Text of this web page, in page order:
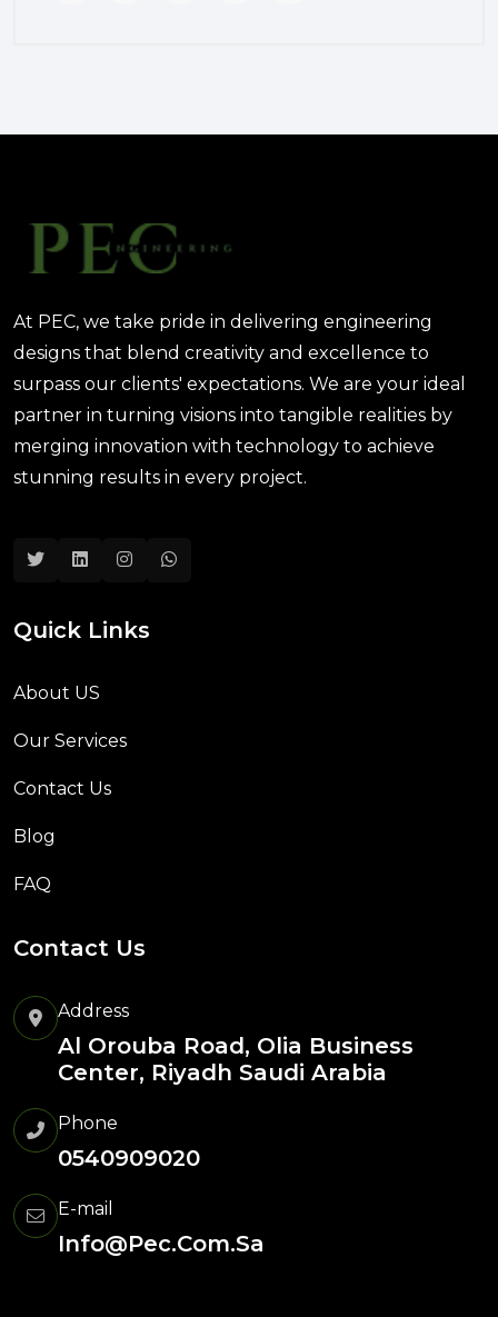
للمستخدم؟
At PEC, we take pride in delivering engineering
designs that blend creativity and excellence to
surpass our clients' expectations. We are your ideal
partner in turning visions into tangible realities by
merging innovation with technology to achieve
stunning results in every project.
Quick Links
About US
Our Services
Contact Us
Blog
FAQ
Contact Us
Address
Al Orouba Road, Olia Business
Center, Riyadh Saudi Arabia
Phone
0540909020
E-mail
Info@pec.com.sa